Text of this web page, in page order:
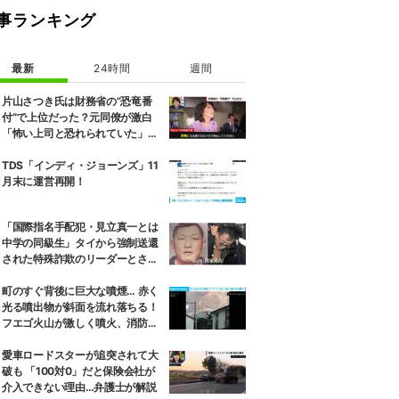
ランキング
最新 24時間 週間
片山さつき氏は財務省の“恐竜番
付”で上位だった？元同僚が激白
「怖い上司と恐れられていた」
TDS「インディ・ジョーンズ」11
月末に運営再開！
「国際指名手配犯・見立真一とは
中学の同級生」タイから強制送還
された特殊詐欺のリーダーとされ
町のすぐ背後に巨大な噴煙… 赤く
光る噴出物が斜面を流れ落ちる！
フエゴ火山が激しく噴火、消防隊
に追われた緊迫の現場 グアテマラ
愛車ロードスターが追突されて大
破も 「100対0」だと保険会社が
介入できない理由…弁護士が解説